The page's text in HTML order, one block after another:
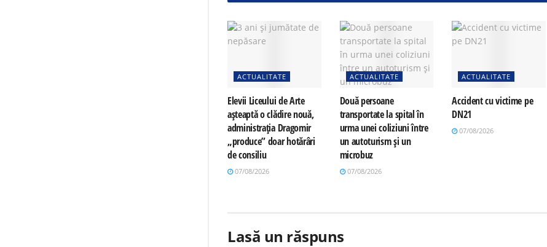
ACTUALITATE
Elevii Liceului de Arte
așteaptă o clădire nouă,
administrația Dragomir
„produce” doar hotărâri
de consiliu
07/08/2026
ACTUALITATE
Două persoane
transportate la spital în
urma unei coliziuni între
un autoturism și un
microbuz
07/08/2026
ACTUALITATE
Accident cu victime pe
DN21
07/08/2026
Lasă un răspuns